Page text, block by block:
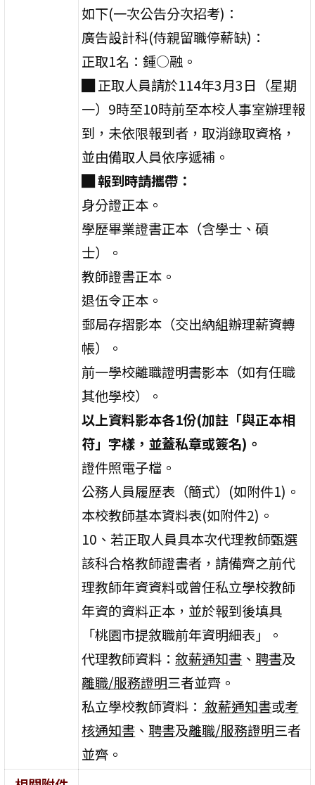
如下(一次公告分次招考)：
廣告設計科(侍親留職停薪缺)：
正取1名：鍾○融。
█ 正取人員請於114年3月3日（星期
一）9時至10時前至本校人事室辦理報
到，未依限報到者，取消錄取資格，
並由備取人員依序遞補。
█報到時請攜帶：
身分證正本。
學歷畢業證書正本（含學士、碩
士）。
教師證書正本。
退伍令正本。
郵局存摺影本（交出納組辦理薪資轉
帳）。
前一學校離職證明書影本（如有任職
其他學校）。
以上資料影本各1份(加註「與正本相
符」字樣，並蓋私章或簽名)。
證件照電子檔。
公務人員履歷表（簡式）(如附件1)。
本校教師基本資料表(如附件2)。
10、若正取人員具本次代理教師甄選
該科合格教師證書者，請備齊之前代
理教師年資資料或曾任私立學校教師
年資的資料正本，並於報到後填具
「桃園市提敘職前年資明細表」。
代理教師資料：敘薪通知書 、 聘書及
離職/服務證明三者並齊。
私立學校教師資料： 敘薪通知書或考
核通知書 、 聘書及離職/服務證明三者
並齊。